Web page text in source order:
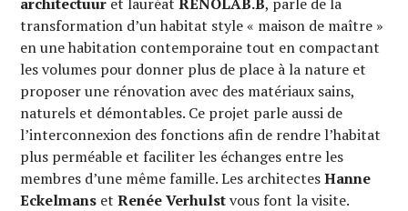
transformation d’un habitat style « maison de maître »
en une habitation contemporaine tout en compactant
les volumes pour donner plus de place à la nature et
proposer une rénovation avec des matériaux sains,
naturels et démontables. Ce projet parle aussi de
l’interconnexion des fonctions afin de rendre l’habitat
plus perméable et faciliter les échanges entre les
membres d’une même famille. Les architectesHanne
Eckelmans et Renée Verhulstvous font la visite.